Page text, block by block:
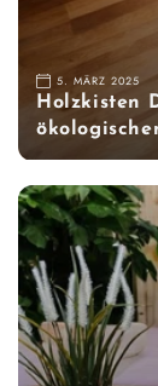
5. MÄRZ 2025
Holzkisten